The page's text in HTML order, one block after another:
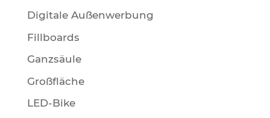
Digitale Außenwerbung
Fillboards
Ganzsäule
Großfläche
LED-Bike